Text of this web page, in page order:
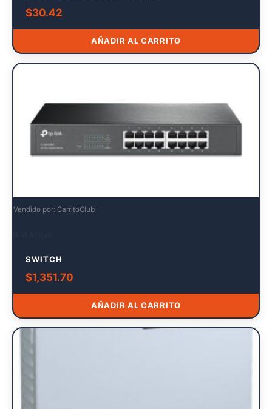
$30.42
AÑADIR AL CARRITO
Vendido por: CarritoClub
SWITCH
$1,351.70
AÑADIR AL CARRITO